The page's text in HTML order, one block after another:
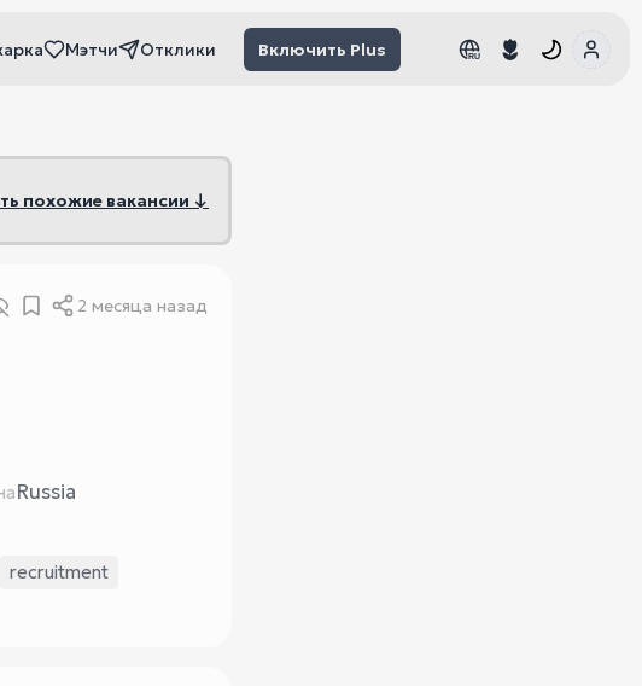
Мэтчи Отклики Включить Plus RU
похожие вакансии ↓
2 месяца назад
Russia
recruitment